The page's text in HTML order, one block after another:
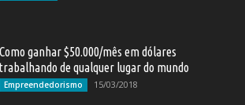
Como ganhar $50.000/mês em dólares
trabalhando de qualquer lugar do mundo
Empreendedorismo 15/03/2018